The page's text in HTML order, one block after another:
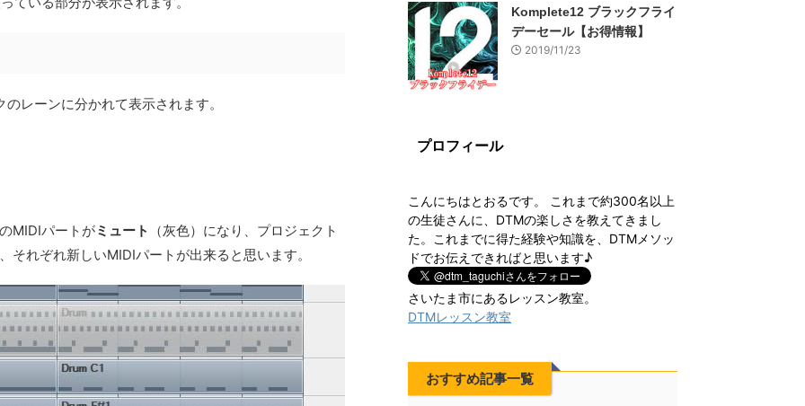
レーンに分かれて表示されます。
MIDIパートがミュート
（灰色）になり、プロジェクト
それぞれ新しいMIDIパートが出来ると思います。
Komplete12 ブラックフライ
デーセール【お得情報】
2019/11/23
プロフィール
こんにちはとおるです。 これまで約300名以上
の生徒さんに、DTMの楽しさを教えてきまし
た。これまでに得た経験や知識を、DTMメソッ
ドでお伝えできればと思います♪
さいたま市にあるレッスン教室。
DTMレッスン教室
おすすめ記事一覧